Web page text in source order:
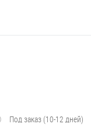
Под заказ (10-12 дней)